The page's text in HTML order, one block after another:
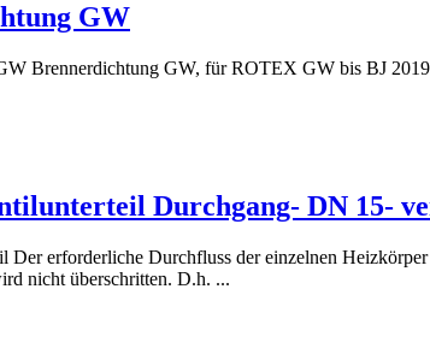
GW
Brennerdichtung GW, für ROTEX GW bis BJ 2019
Durchgang- DN 15-
Der erforderliche Durchfluss der einzelnen
nicht überschritten. D.h. ...